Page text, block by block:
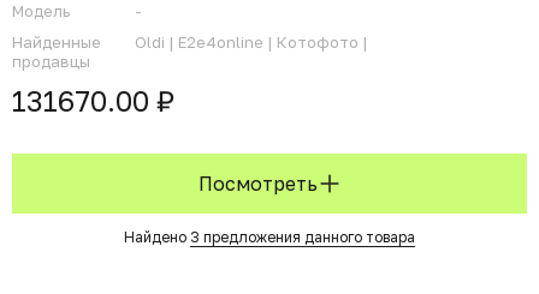
Модель
-
Найденные
продавцы
Oldi | E2e4online | Котофото |
131670.00 ₽
Посмотреть
Найдено 3 предложения данного товара